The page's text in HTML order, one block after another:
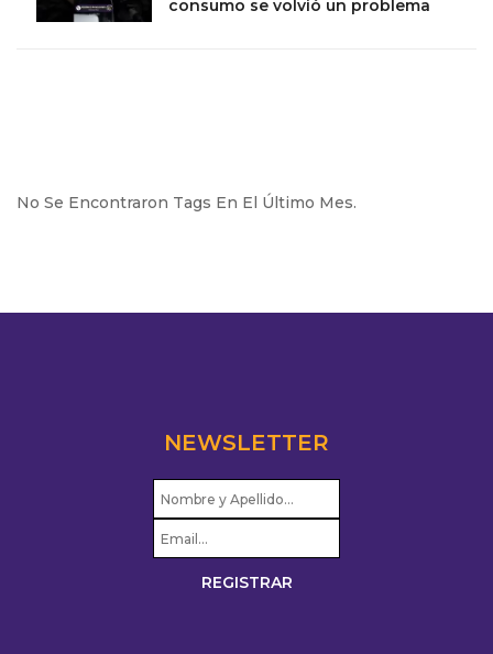
consumo se volvió un problema
No Se Encontraron Tags En El Último Mes.
NEWSLETTER